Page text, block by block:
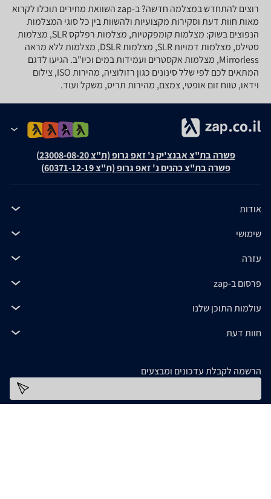
רוצים להתחדש במצלמה חדשה? ב-zap השוואת מחירים תוכלו לקרוא
מאות חוות דעת וסקירות מקצועיות ולהשוות בין כל סוגי המצלמות
הנפוצים בשוק: מצלמות קומפקטיות, מצלמות רפלקס SLR, מצלמות
סטילס, מצלמות דמויות SLR, מצלמות DSLR, מצלמות ללא מראה
Mirrorless, מצלמות אקסטרים ועמידות במים וכיו"ב. הגיעו לדגם
המתאים לכם לפי שלל סינונים כגון רזולוציה, מהירות ISO, צילום
וידאו, טווח זום אופטי, צמצם, מהירות תריס, משקל ועוד.
פשרה בת"צ אבנצ'יק נ' זאפ גרופ (ת"צ 23008-08-20)
פשרה בת"צ כהנים נ' זאפ גרופ (ת"צ 60371-12-19)
אודות
שימושי
עזרה
פרסום ב-zap
עולמות התוכן שלנו
חוות דעת
הרשמה לקבלת עדכונים ומבצעים